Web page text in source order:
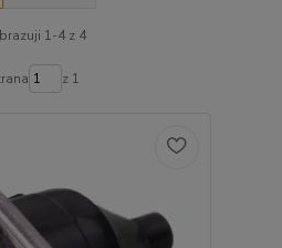
1-4 z 4
z 1